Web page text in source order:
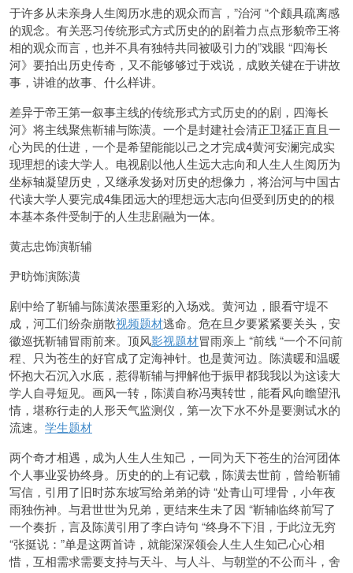
于许多从未亲身人生阅历水患的观众而言，”治河 “个颇具疏离感
的观念。有关恶习传统形式方式历史的的剧着力点点形貌帝王将
相的观众而言，也并不具有独特共同被吸引力的”戏眼 “四海长
河》要拍出历史传奇，又不能够够过于戏说，成败关键在于讲故
事，讲谁的故事、什么样讲。
差异于帝王第一叙事主线的传统形式方式历史的的剧，四海长
河》将主线聚焦靳辅与陈潢。一个是封建社会清正卫猛正直且一
心为民的仕进，一个是希望能能以己之才完成4黄河安澜完成实
现理想的读大学人。电视剧以他人生远大志向和人生人生阅历为
坐标轴凝望历史，又继承发扬对历史的想像力，将治河与中国古
代读大学人要完成4集团远大的理想远大志向但受到历史的的根
本基本条件受制于的人生悲剧融为一体。
黄志忠饰演靳辅
尹昉饰演陈潢
剧中给了靳辅与陈潢浓墨重彩的入场戏。黄河边，眼看守堤不
成，河工们纷杂崩散视频题材逃命。危在旦夕要紧紧要关头，安
徽巡抚靳辅冒雨前来。顶风影视题材冒雨亲上 “前线 “一个不问前
程、只为苍生的好官成了定海神针。也是黄河边。陈潢暖和温暖
怀抱大石沉入水底，惹得靳辅与押解他于振甲都我我以为这读大
学人自寻短见。画风一转，陈潢自称冯夷转世，能看风向瞻望汛
情，堪称行走的人形天气监测仪，第一次下水不外是要测试水的
流速。 学生题材
两个奇才相遇，成为人生人生知己，一同为天下苍生的治河团体
个人事业妥协终身。历史的的上有记载，陈潢去世前，曾给靳辅
写信，引用了旧时苏东坡写给弟弟的诗 “处青山可埋骨，小年夜
雨独伤神。与君世世为兄弟，更结来生未了因 “靳辅临终前写了
一个奏折，言及陈潢引用了李白诗句 “终身不下泪，于此泣无穷
“张挺说：”单是这两首诗，就能深深领会人生人生知己心心相
惜，互相需求需要支持与天斗、与人斗、与朝堂的不公而斗，舍